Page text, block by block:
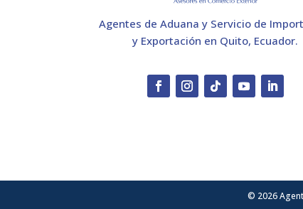
Agentes de Aduana y Servicio de
y Exportación en Quito, Ecuador.
© 2026